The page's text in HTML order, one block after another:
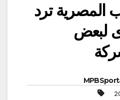
المصرية ترد
لبعض